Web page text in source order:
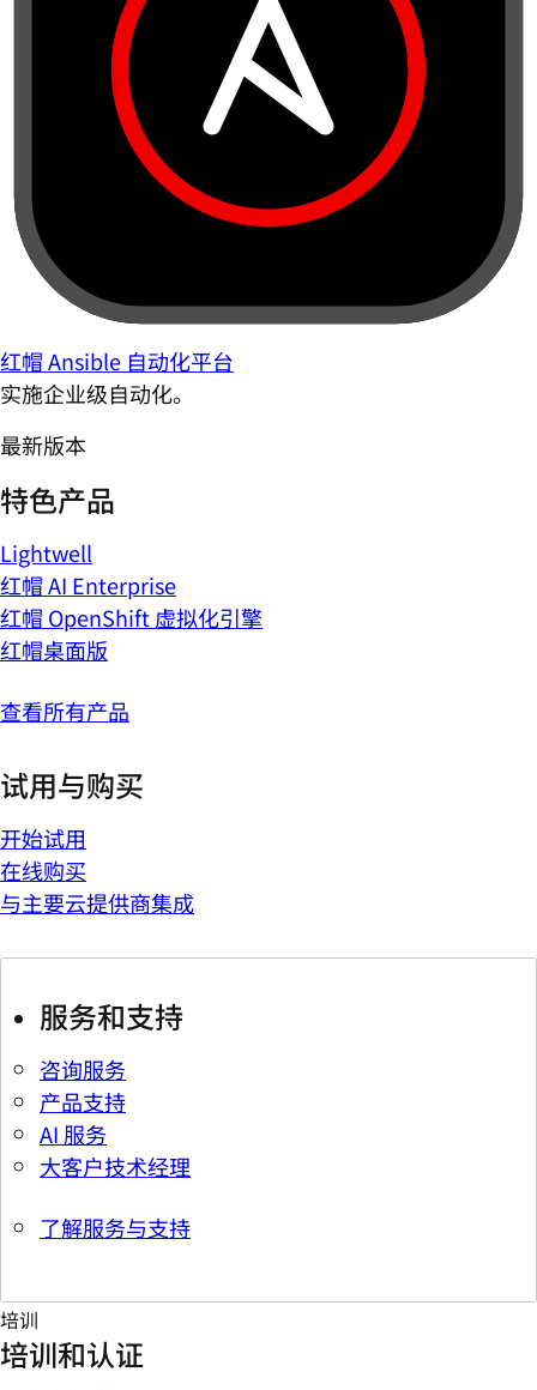
红帽 Ansible 自动化平台
实施企业级自动化。
最新版本
特色产品
Lightwell
红帽 AI Enterprise
红帽 OpenShift 虚拟化引擎
红帽桌面版
查看所有产品
试用与购买
开始试用
在线购买
与主要云提供商集成
服务和支持
咨询服务
产品支持
AI 服务
大客户技术经理
了解服务与支持
培训
培训和认证